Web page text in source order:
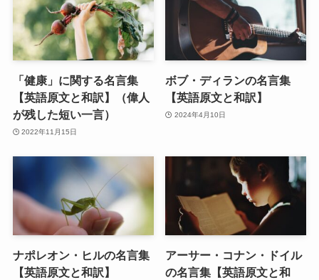
「健康」に関する名言集
【英語原文と和訳】（偉人
が残した短い一言）
2022年11月15日
ボブ・ディランの名言集
【英語原文と和訳】
2024年4月10日
ナポレオン・ヒルの名言集
【英語原文と和訳】
アーサー・コナン・ドイル
の名言集【英語原文と和